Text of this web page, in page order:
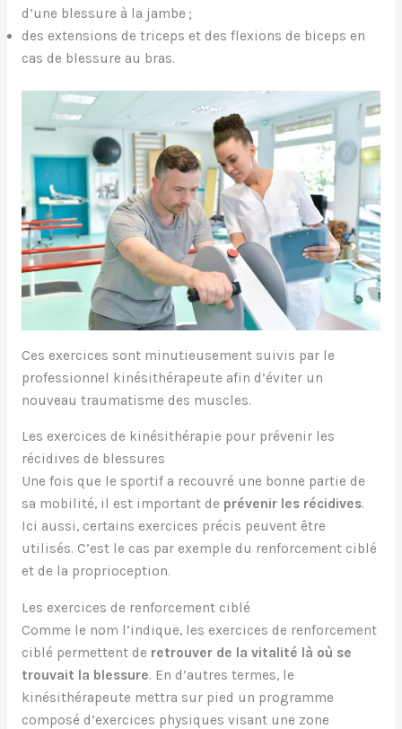
d’une blessure à la jambe ;
des extensions de triceps et des flexions de biceps en
cas de blessure au bras.
Ces exercices sont minutieusement suivis par le
professionnel kinésithérapeute afin d’éviter un
nouveau traumatisme des muscles.
Les exercices de kinésithérapie pour prévenir les
récidives de blessures
Une fois que le sportif a recouvré une bonne partie de
sa mobilité, il est important de prévenir les récidives.
Ici aussi, certains exercices précis peuvent être
utilisés. C’est le cas par exemple du renforcement ciblé
et de la proprioception.
Les exercices de renforcement ciblé
Comme le nom l’indique, les exercices de renforcement
ciblé permettent de retrouver de la vitalité là où se
trouvait la blessure. En d’autres termes, le
kinésithérapeute mettra sur pied un programme
composé d’exercices physiques visant une zone